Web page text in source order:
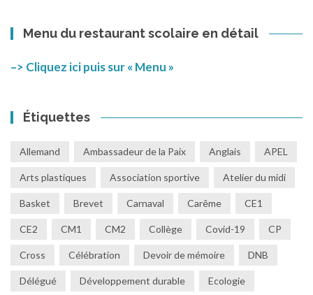
Menu du restaurant scolaire en détail
–> Cliquez ici puis sur « Menu »
Étiquettes
Allemand Ambassadeur de la Paix Anglais APEL
Arts plastiques Association sportive Atelier du midi
Basket Brevet Carnaval Carême CE1
CE2 CM1 CM2 Collège Covid-19 CP
Cross Célébration Devoir de mémoire DNB
Délégué Développement durable Ecologie